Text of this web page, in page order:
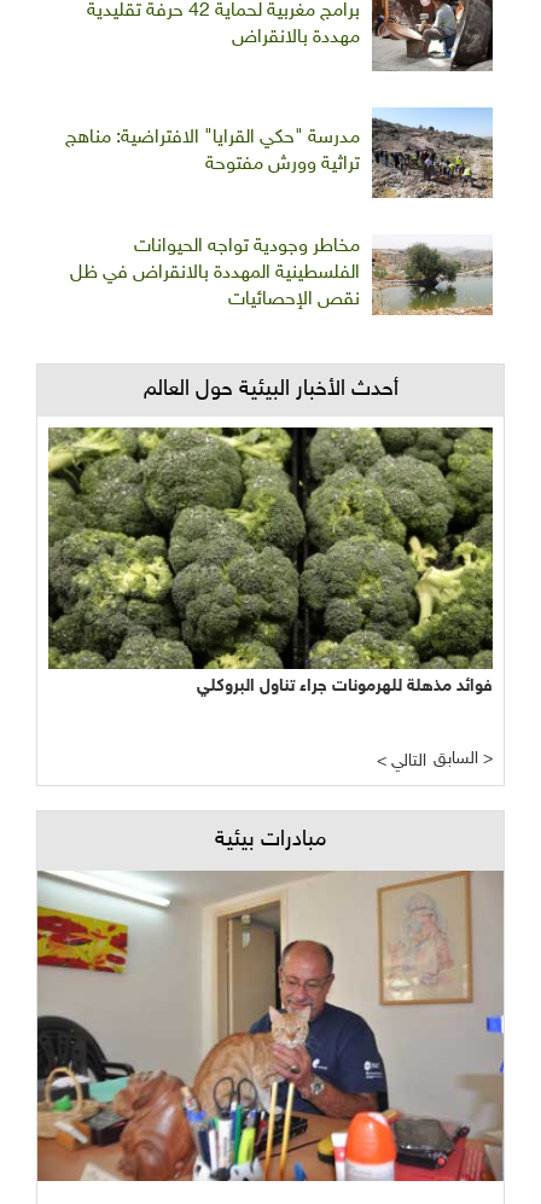
برامج مغربية لحماية 42 حرفة تقليدية
مهددة بالانقراض
مدرسة "حكي القرايا" الافتراضية: مناهج
تراثية وورش مفتوحة
مخاطر وجودية تواجه الحيوانات
الفلسطينية المهددة بالانقراض في ظل
نقص الإحصائيات
أحدث الأخبار البيئية حول العالم
فوائد مذهلة للهرمونات جراء تناول البروكلي
< التالي السابق >
مبادرات بيئية